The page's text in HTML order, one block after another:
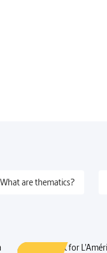
What are thematics?